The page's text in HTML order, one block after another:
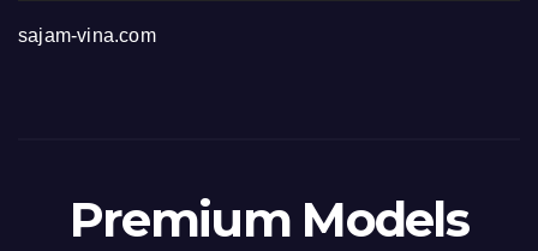
sajam-vina.com
Premium Models